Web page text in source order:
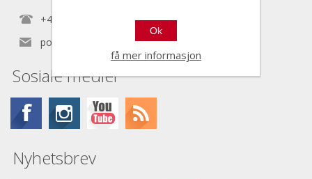
+47 22 30 40 70
post@nordictools.no
Sosiale medier
Nyhetsbrev
Ok
få mer informasjon